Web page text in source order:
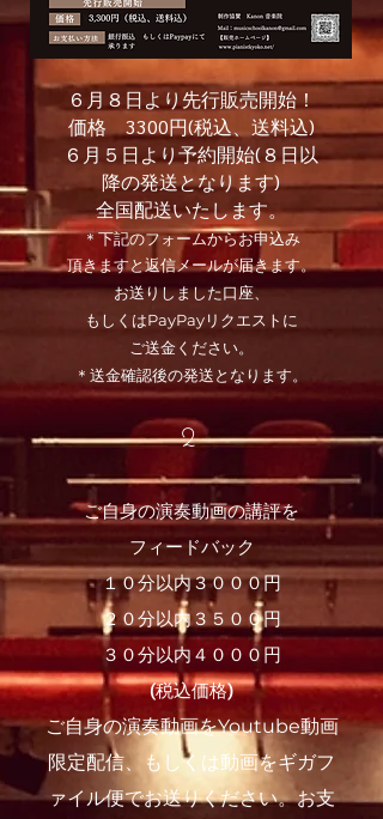
６月８日より先行販売開始！​
価格 3300円(税込、送料込)
​６月５日より予約開始(８日以
降の発送となります)
​全国配送いたします。
＊下記のフォームからお申込み
頂きますと返信メールが届きます。
お送りしました口座、
もしくはPayPayリクエストに
ご送金ください。
​＊送金確認後の発送となります。
2
ご自身の演奏動画の講評を
フィードバック
１０分以内３０００円
２０分以内３５００円
３０分以内４０００円
(税込価格)
​ご自身の演奏動画をYoutube動画
限定配信、もしくは動画をギガフ
ァイル便でお送りください。お支